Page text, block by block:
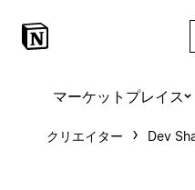
マーケットプレイス
クリエイター Dev